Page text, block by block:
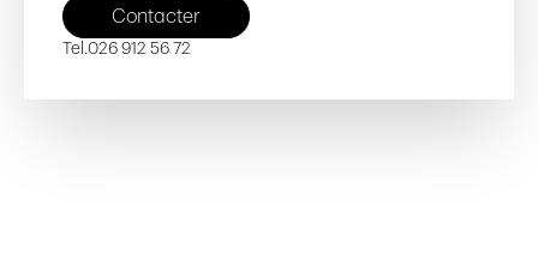
Contacter
Tel.026 912 56 72